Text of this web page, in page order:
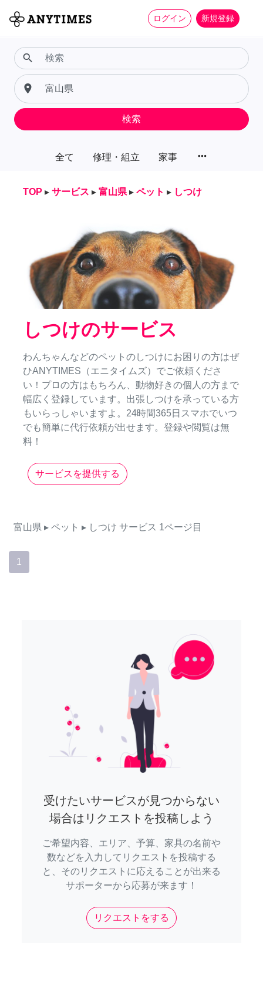
ログイン 新規登録
全て 修理・組立 家事 more_horiz
search
place
検索
TOP ▸ サービス ▸ 富山県 ▸ ペット ▸ しつけ
しつけのサービス
わんちゃんなどのペットのしつけにお困りの方はぜ
ひANYTIMES（エニタイムズ）でご依頼くださ
い！プロの方はもちろん、動物好きの個人の方まで
幅広く登録しています。出張しつけを承っている方
もいらっしゃいますよ。24時間365日スマホでいつ
でも簡単に代行依頼が出せます。登録や閲覧は無
料！
サービスを提供する
富山県 ▸ ペット ▸ しつけ サービス 1ページ目
1
受けたいサービスが見つからない
場合はリクエストを投稿しよう
ご希望内容、エリア、予算、家具の名前や
数などを入力してリクエストを投稿する
と、そのリクエストに応えることが出来る
サポーターから応募が来ます！
リクエストをする